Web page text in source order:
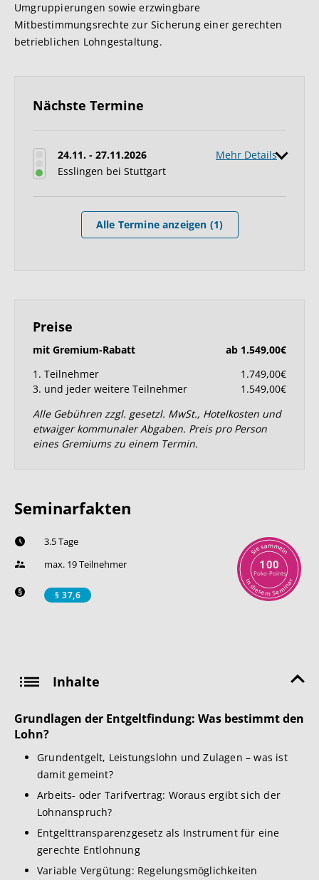
Umgruppierungen sowie erzwingbare
Mitbestimmungsrechte zur Sicherung einer gerechten
betrieblichen Lohngestaltung.
Inhalte
Grundlagen der Entgeltfindung: Was bestimmt den
Lohn?
Grundentgelt, Leistungslohn und Zulagen – was ist
damit gemeint?
Arbeits- oder Tarifvertrag: Woraus ergibt sich der
Lohnanspruch?
Entgelttransparenzgesetz als Instrument für eine
gerechte Entlohnung
Variable Vergütung: Regelungsmöglichkeiten
Nächste Termine
24.11. - 27.11.2026
Esslingen bei Stuttgart
Mehr Details
Alle Termine anzeigen (1)
Preise
mit Gremium-Rabatt
ab 1.549,00€
1. Teilnehmer
1.749,00€
3. und jeder weitere Teilnehmer
1.549,00€
Alle Gebühren zzgl. gesetzl. MwSt., Hotelkosten und
etwaiger kommunaler Abgaben. Preis pro Person
eines Gremiums zu einem Termin.
Seminarfakten
3.5 Tage
max. 19 Teilnehmer
§ 37,6
i
n
d
iesemSemi
n
a
r
S
iesammel
n
100
Poko-Points